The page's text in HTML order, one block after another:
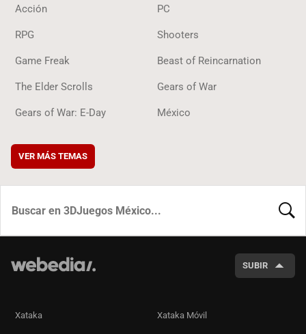
Acción PC
RPG Shooters
Game Freak Beast of Reincarnation
The Elder Scrolls Gears of War
Gears of War: E-Day México
VER MÁS TEMAS
SUBIR
Xataka Xataka Móvil